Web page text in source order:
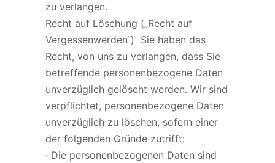
zu verlangen.
Recht auf Löschung („Recht auf
Vergessenwerden“) Sie haben das
Recht, von uns zu verlangen, dass Sie
betreffende personenbezogene Daten
unverzüglich gelöscht werden. Wir sind
verpflichtet, personenbezogene Daten
unverzüglich zu löschen, sofern einer
der folgenden Gründe zutrifft:
· Die personenbezogenen Daten sind